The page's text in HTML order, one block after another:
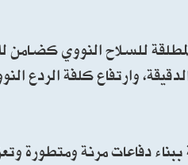
للسلاح النووي كضامن
وارتفاع كلفة الردع
دفاعات مرنة ومتطورة